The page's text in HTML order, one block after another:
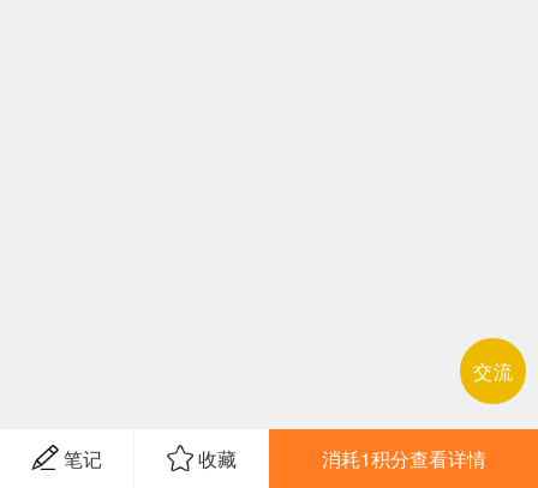
交流
笔记 收藏 消耗1积分查看详情